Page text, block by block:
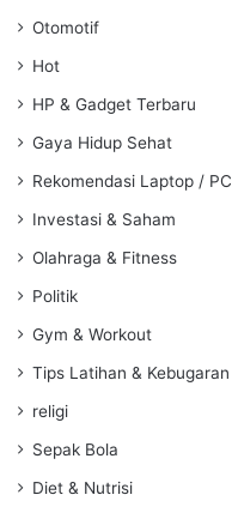
Otomotif
Hot
HP & Gadget Terbaru
Gaya Hidup Sehat
Rekomendasi Laptop / PC
Investasi & Saham
Olahraga & Fitness
Politik
Gym & Workout
Tips Latihan & Kebugaran
religi
Sepak Bola
Diet & Nutrisi